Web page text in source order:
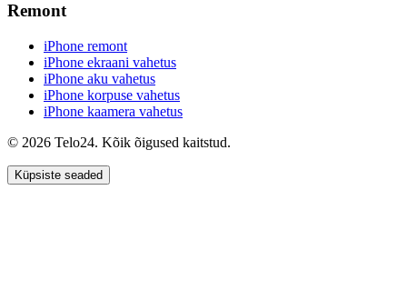
Remont
iPhone remont
iPhone ekraani vahetus
iPhone aku vahetus
iPhone korpuse vahetus
iPhone kaamera vahetus
© 2026 Telo24. Kõik õigused kaitstud.
Küpsiste seaded